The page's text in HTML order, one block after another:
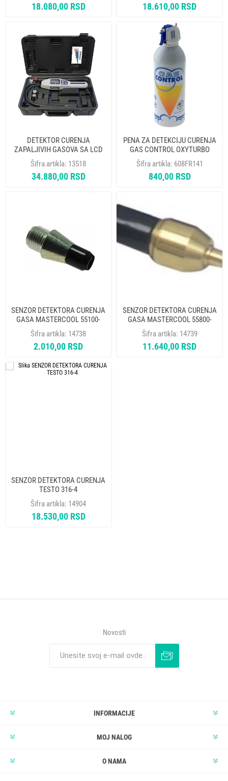
18.080,00 RSD 18.610,00 RSD
DETEKTOR CURENJA
ZAPALJIVIH GASOVA SA LCD
KOLOR DISPLEJEM
MASTERCOOL 55975
Šifra artikla: 13518
34.880,00 RSD
PENA ZA DETEKCIJU CURENJA
GAS CONTROL OXYTURBO
Šifra artikla: 608FR141
840,00 RSD
SENZOR DETEKTORA CURENJA
GASA MASTERCOOL 55100-
SEN I 56100-SEN
Šifra artikla: 14738
2.010,00 RSD
SENZOR DETEKTORA CURENJA
GASA MASTERCOOL 55800-
SEN
Šifra artikla: 14739
11.640,00 RSD
SENZOR DETEKTORA CURENJA
TESTO 316-4
Šifra artikla: 14904
18.530,00 RSD
Novosti
INFORMACIJE
MOJ NALOG
O NAMA